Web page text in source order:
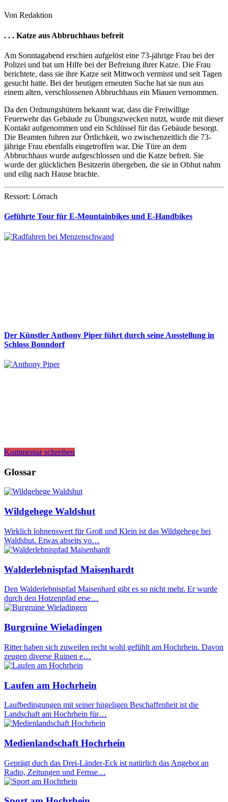
Von Redaktion
. . . Katze aus Abbruchhaus befreit
Am Sonntagabend erschien aufgelöst eine 73-jährige Frau bei der
Polizei und bat um Hilfe bei der Befreiung ihrer Katze. Die Frau
berichtete, dass sie ihre Katze seit Mittwoch vermisst und seit Tagen
gesucht hatte. Bei der heutigen erneuten Suche hat sie nun aus
einem alten, verschlossenen Abbruchhaus ein Miauen vernommen.
Da den Ordnungshütern bekannt war, dass die Freiwillige
Feuerwehr das Gebäude zu Übungszwecken nutzt, wurde mit dieser
Kontakt aufgenommen und ein Schlüssel für das Gebäude besorgt.
Die Beamten fuhren zur Örtlichkeit, wo zwischenzeitlich die 73-
jährige Frau ebenfalls eingetroffen war. Die Türe an dem
Abbruchhaus wurde aufgeschlossen und die Katze befreit. Sie
wurde der glücklichen Besitzerin übergeben, die sie in Obhut nahm
und eilig nach Hause brachte.
Ressort: Lörrach
Geführte Tour für E-Mountainbikes und E-Handbikes
Der Künstler Anthony Piper führt durch seine Ausstellung in
Schloss Bonndorf
Kommentar schreiben
Glossar
Wildgehege Waldshut
Wirklich lohnenswert für Groß und Klein ist das Wildgehege bei
Waldshut. Etwas abseits vo…
Walderlebnispfad Maisenhardt
Den Walderlebnispfad Maisenhard gibt es so nicht mehr. Er wurde
durch den Hotzenpfad erse…
Burgruine Wieladingen
Ritter haben sich zuweilen recht wohl gefühlt am Hochrhein. Davon
zeugen diverse Ruinen e…
Laufen am Hochrhein
Laufbedingungen mit seiner hügeligen Beschaffenheit ist die
Landschaft am Hochrhein für…
Medienlandschaft Hochrhein
Geprägt duch das Drei-Länder-Eck ist natürlich das Angebot an
Radio, Zeitungen und Fernse…